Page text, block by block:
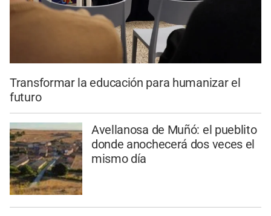
Transformar la educación para humanizar el
futuro
Avellanosa de Muñó: el pueblito
donde anochecerá dos veces el
mismo día